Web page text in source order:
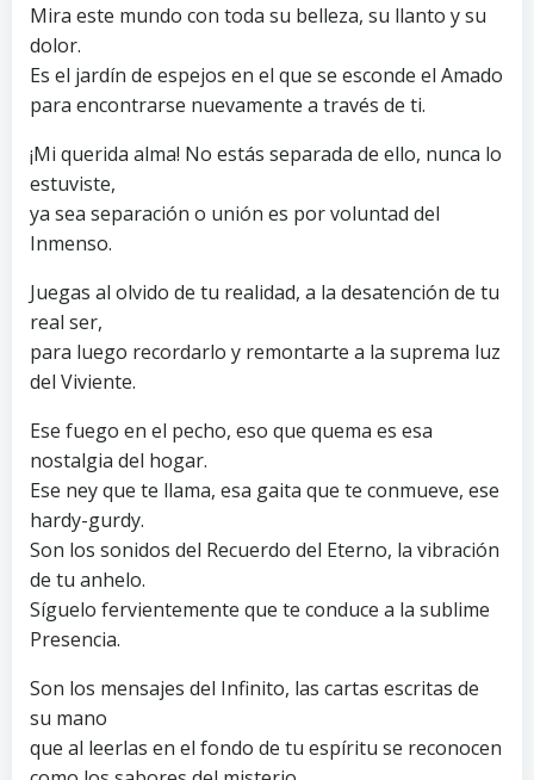
Mira este mundo con toda su belleza, su llanto y su
dolor.
Es el jardín de espejos en el que se esconde el Amado
para encontrarse nuevamente a través de ti.
¡Mi querida alma! No estás separada de ello, nunca lo
estuviste,
ya sea separación o unión es por voluntad del
Inmenso.
Juegas al olvido de tu realidad, a la desatención de tu
real ser,
para luego recordarlo y remontarte a la suprema luz
del Viviente.
Ese fuego en el pecho, eso que quema es esa
nostalgia del hogar.
Ese ney que te llama, esa gaita que te conmueve, ese
hardy-gurdy.
Son los sonidos del Recuerdo del Eterno, la vibración
de tu anhelo.
Síguelo fervientemente que te conduce a la sublime
Presencia.
Son los mensajes del Infinito, las cartas escritas de
su mano
que al leerlas en el fondo de tu espíritu se reconocen